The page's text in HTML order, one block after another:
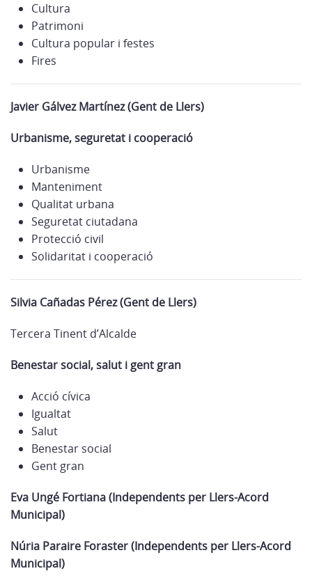
Cultura
Patrimoni
Cultura popular i festes
Fires
Javier Gálvez Martínez (Gent de Llers)
Urbanisme, seguretat i cooperació
Urbanisme
Manteniment
Qualitat urbana
Seguretat ciutadana
Protecció civil
Solidaritat i cooperació
Silvia Cañadas Pérez (Gent de Llers)
Tercera Tinent d’Alcalde
Benestar social, salut i gent gran
Acció cívica
Igualtat
Salut
Benestar social
Gent gran
Eva Ungé Fortiana (Independents per Llers-Acord
Municipal)
Núria Paraire Foraster (Independents per Llers-Acord
Municipal)